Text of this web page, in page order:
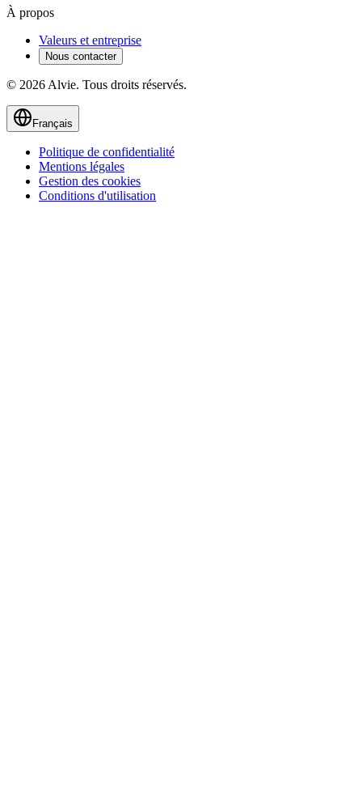
À propos
Valeurs et entreprise
Nous contacter
© 2026 Alvie. Tous droits réservés.
Français
Politique de confidentialité
Mentions légales
Gestion des cookies
Conditions d'utilisation